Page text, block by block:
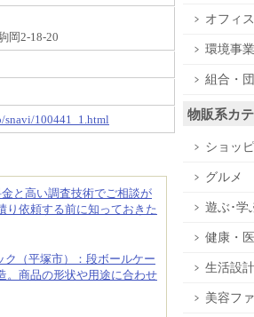
岡2-18-20
snavi/100441_1.html
と高い調査技術でご相談が
り依頼する前に知っておきた
ク（平塚市）：段ボールケー
。商品の形状や用途に合わせ
オフィ
環境事業
組合・
物販系カ
ショッ
グルメ
遊ぶ･学
健康・
生活設
美容フ